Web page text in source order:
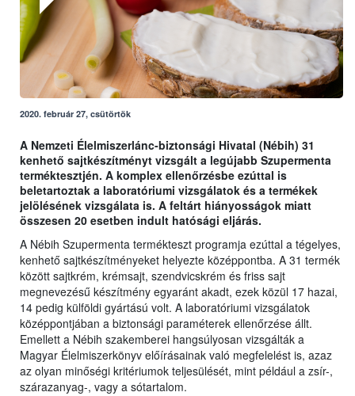
2020. február 27, csütörtök
A Nemzeti Élelmiszerlánc-biztonsági Hivatal (Nébih) 31
kenhető sajtkészítményt vizsgált a legújabb Szupermenta
terméktesztjén. A komplex ellenőrzésbe ezúttal is
beletartoztak a laboratóriumi vizsgálatok és a termékek
jelölésének vizsgálata is. A feltárt hiányosságok miatt
összesen 20 esetben indult hatósági eljárás.
A Nébih Szupermenta termékteszt programja ezúttal a tégelyes,
kenhető sajtkészítményeket helyezte középpontba. A 31 termék
között sajtkrém, krémsajt, szendvicskrém és friss sajt
megnevezésű készítmény egyaránt akadt, ezek közül 17 hazai,
14 pedig külföldi gyártású volt. A laboratóriumi vizsgálatok
középpontjában a biztonsági paraméterek ellenőrzése állt.
Emellett a Nébih szakemberei hangsúlyosan vizsgálták a
Magyar Élelmiszerkönyv előírásainak való megfelelést is, azaz
az olyan minőségi kritériumok teljesülését, mint például a zsír-,
szárazanyag-, vagy a sótartalom.